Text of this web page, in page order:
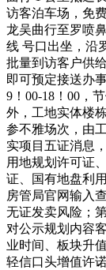
访客泊车场，免
龙吴曲行至罗喷
线 号口出坐，沿
批量到访客户供
即可预定接送办
9！00-18！00，
外，工地实体楼
参不雅场次，由
实项目五证消息
用地规划许可证
证、国有地盘利
房管局官网输入
无证发卖风险；
对公示规划内容
业时间、板块升
轻信口头增值许